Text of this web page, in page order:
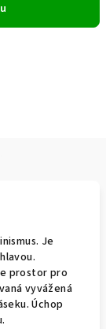
Je
prostor pro
vyvážená
Úchop